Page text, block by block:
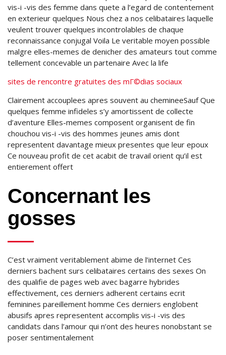
vis-i -vis des femme dans quete a l’egard de contentement
en exterieur quelques Nous chez a nos celibataires laquelle
veulent trouver quelques incontrolables de chaque
reconnaissance conjugal Voila Le veritable moyen possible
malgre elles-memes de denicher des amateurs tout comme
tellement concevable un partenaire Avec la life
sites de rencontre gratuites des mГ©dias sociaux
Clairement accouplees apres souvent au chemineeSauf Que
quelques femme infideles s’y amortissent de collecte
d’aventure Elles-memes composent organisent de fin
chouchou vis-i -vis des hommes jeunes amis dont
representent davantage mieux presentes que leur epoux
Ce nouveau profit de cet acabit de travail orient qu’il est
entierement offert
Concernant les
gosses
C’est vraiment veritablement abime de l’internet Ces
derniers bachent surs celibataires certains des sexes On
des qualifie de pages web avec bagarre hybrides
effectivement, ces derniers adherent certains ecrit
feminines pareillement homme Ces derniers englobent
abusifs apres representent accomplis vis-i -vis des
candidats dans l’amour qui n’ont des heures nonobstant se
poser sentimentalement